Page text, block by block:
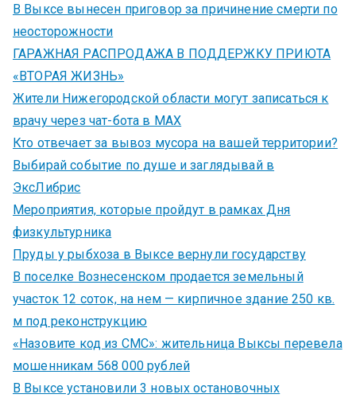
В Выксе вынесен приговор за причинение смерти по
неосторожности
ГАРАЖНАЯ РАСПРОДАЖА В ПОДДЕРЖКУ ПРИЮТА
«ВТОРАЯ ЖИЗНЬ»
Жители Нижегородской области могут записаться к
врачу через чат-бота в MAX
Кто отвечает за вывоз мусора на вашей территории?
Выбирай событие по душе и заглядывай в
ЭксЛибрис
Мероприятия, которые пройдут в рамках Дня
физкультурника
Пруды у рыбхоза в Выксе вернули государству
В поселке Вознесенском продается земельный
участок 12 соток, на нем — кирпичное здание 250 кв.
м под реконструкцию
«Назовите код из СМС»: жительница Выксы перевела
мошенникам 568 000 рублей
В Выксе установили 3 новых остановочных